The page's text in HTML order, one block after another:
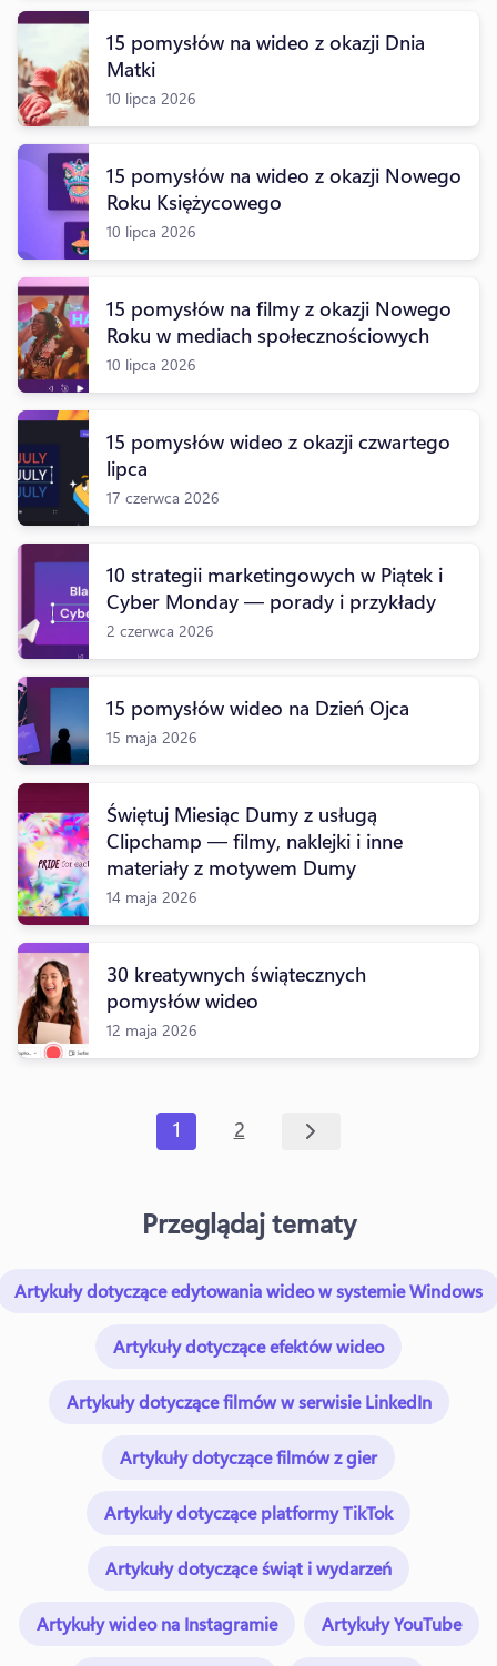
15 pomysłów na wideo z okazji Dnia
Matki
10 lipca 2026
15 pomysłów na wideo z okazji Nowego
Roku Księżycowego
10 lipca 2026
15 pomysłów na filmy z okazji Nowego
Roku w mediach społecznościowych
10 lipca 2026
15 pomysłów wideo z okazji czwartego
lipca
17 czerwca 2026
10 strategii marketingowych w Piątek i
Cyber Monday — porady i przykłady
2 czerwca 2026
15 pomysłów wideo na Dzień Ojca
15 maja 2026
Świętuj Miesiąc Dumy z usługą
Clipchamp — filmy, naklejki i inne
materiały z motywem Dumy
14 maja 2026
30 kreatywnych świątecznych
pomysłów wideo
12 maja 2026
1 2
Przeglądaj tematy
Artykuły dotyczące edytowania wideo w systemie Windows
Artykuły dotyczące efektów wideo
Artykuły dotyczące filmów w serwisie LinkedIn
Artykuły dotyczące filmów z gier
Artykuły dotyczące platformy TikTok
Artykuły dotyczące świąt i wydarzeń
Artykuły wideo na Instagramie Artykuły YouTube